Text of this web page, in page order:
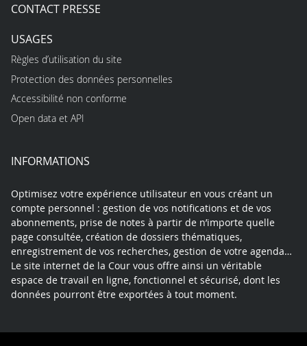
CONTACT PRESSE
USAGES
Règles d’utilisation du site
Protection des données personnelles
Accessibilité non conforme
Open data et API
INFORMATIONS
Optimisez votre expérience utilisateur en vous créant un
compte personnel : gestion de vos notifications et de vos
abonnements, prise de notes à partir de n’importe quelle
page consultée, création de dossiers thématiques,
enregistrement de vos recherches, gestion de votre agenda…
Le site internet de la Cour vous offre ainsi un véritable
espace de travail en ligne, fonctionnel et sécurisé, dont les
données pourront être exportées à tout moment.